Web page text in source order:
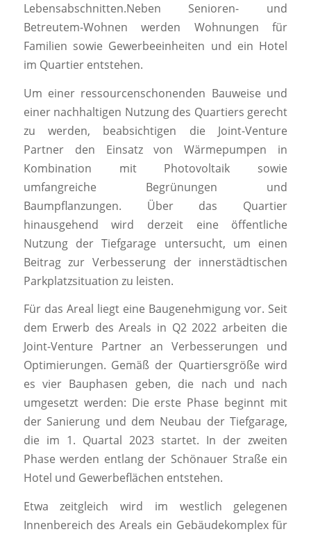
Lebensabschnitten.Neben Senioren- und
Betreutem-Wohnen werden Wohnungen für
Familien sowie Gewerbeeinheiten und ein Hotel
im Quartier entstehen.
Um einer ressourcenschonenden Bauweise und
einer nachhaltigen Nutzung des Quartiers gerecht
zu werden, beabsichtigen die Joint-Venture
Partner den Einsatz von Wärmepumpen in
Kombination mit Photovoltaik sowie
umfangreiche Begrünungen und
Baumpflanzungen. Über das Quartier
hinausgehend wird derzeit eine öffentliche
Nutzung der Tiefgarage untersucht, um einen
Beitrag zur Verbesserung der innerstädtischen
Parkplatzsituation zu leisten.
Für das Areal liegt eine Baugenehmigung vor. Seit
dem Erwerb des Areals in Q2 2022 arbeiten die
Joint-Venture Partner an Verbesserungen und
Optimierungen. Gemäß der Quartiersgröße wird
es vier Bauphasen geben, die nach und nach
umgesetzt werden: Die erste Phase beginnt mit
der Sanierung und dem Neubau der Tiefgarage,
die im 1. Quartal 2023 startet. In der zweiten
Phase werden entlang der Schönauer Straße ein
Hotel und Gewerbeflächen entstehen.
Etwa zeitgleich wird im westlich gelegenen
Innenbereich des Areals ein Gebäudekomplex für